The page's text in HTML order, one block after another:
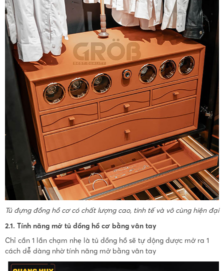
Tủ đựng đồng hồ cơ có chất lượng cao, tinh tế và vô cùng hiện đại
2.1. Tính năng mở tủ đồng hồ cơ bằng vân tay
Chỉ cần 1 lần chạm nhẹ là tủ đồng hồ sẽ tự động được mở ra 1
cách dễ dàng nhờ tính năng mở bằng vân tay